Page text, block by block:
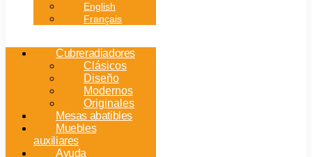
English
Français
Cubreradiadores
Clásicos
Diseño
Modernos
Originales
Mesas abatibles
Muebles
auxiliares
Ayuda